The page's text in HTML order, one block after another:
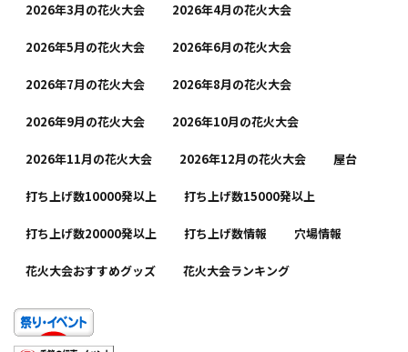
2026年3月の花火大会 2026年4月の花火大会
2026年5月の花火大会 2026年6月の花火大会
2026年7月の花火大会 2026年8月の花火大会
2026年9月の花火大会 2026年10月の花火大会
2026年11月の花火大会 2026年12月の花火大会 屋台
打ち上げ数10000発以上 打ち上げ数15000発以上
打ち上げ数20000発以上 打ち上げ数情報 穴場情報
花火大会おすすめグッズ 花火大会ランキング